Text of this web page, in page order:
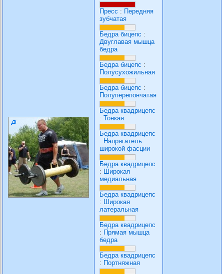
Пресс : Передняя
зубчатая
Бедра бицепс :
Двуглавая мышца
бедра
Бедра бицепс :
Полусухожильная
Бедра бицепс :
Полуперепончатая
Бедра квадрицепс
: Тонкая
Бедра квадрицепс
: Напрягатель
широкой фасции
Бедра квадрицепс
: Широкая
медиальная
Бедра квадрицепс
: Широкая
латеральная
Бедра квадрицепс
: Прямая мышца
бедра
Бедра квадрицепс
: Портняжная